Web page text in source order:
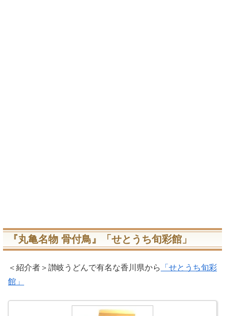
『丸亀名物 骨付鳥』「せとうち旬彩館」
＜紹介者＞讃岐うどんで有名な香川県から
「せとうち旬彩
館」